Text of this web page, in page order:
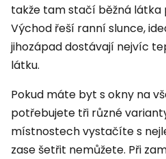
takže tam stačí běžná látka
Východ řeší ranní slunce,
jihozápad dostávají nejvíc
látku.
Pokud máte byt s okny na
potřebujete tři různé
místnostech vystačíte s
zase šetřit nemůžete. Při